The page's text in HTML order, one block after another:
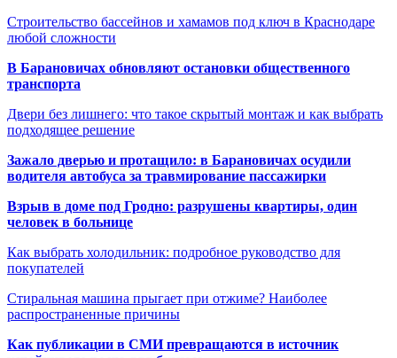
Строительство бассейнов и хамамов под ключ в Краснодаре
любой сложности
В Барановичах обновляют остановки общественного
транспорта
Двери без лишнего: что такое скрытый монтаж и как выбрать
подходящее решение
Зажало дверью и протащило: в Барановичах осудили
водителя автобуса за травмирование пассажирки
Взрыв в доме под Гродно: разрушены квартиры, один
человек в больнице
Как выбрать холодильник: подробное руководство для
покупателей
Стиральная машина прыгает при отжиме? Наиболее
распространенные причины
Как публикации в СМИ превращаются в источник